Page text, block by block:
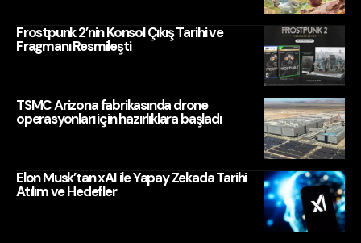
Frostpunk 2’nin Konsol Çıkış Tarihi ve
Fragmanı Resmileşti
TSMC Arizona fabrikasında drone
operasyonları için hazırlıklara başladı
Elon Musk’tan xAI ile Yapay Zekada Tarihi
Atılım ve Hedefler